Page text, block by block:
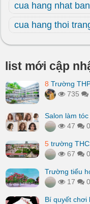
cua hang nhat ban
cua hang thoi
list mới cập
8 Trường
735
Salon làm
47
0
5 trường
67
0
Trường tiểu
17
0
Bí quyết chơi